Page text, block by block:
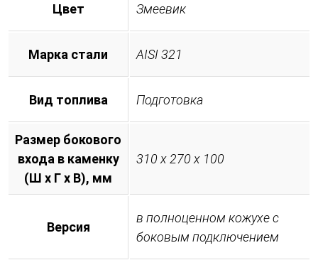
Цвет Змеевик
Марка стали AISI 321
Вид топлива Подготовка
Размер бокового
входа в каменку
(Ш х Г х В), мм
310 х 270 х 100
Версия
в полноценном кожухе с
боковым подключением